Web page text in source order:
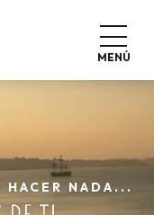
MENÚ
HACER NADA...